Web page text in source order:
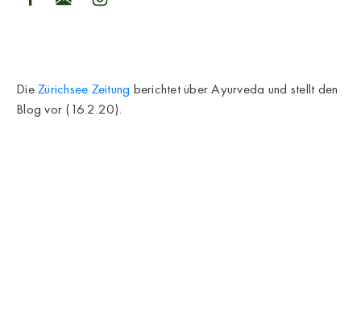
DieZürichsee Zeitung berichtet über Ayurveda und stellt den
Blog vor (16.2.20).